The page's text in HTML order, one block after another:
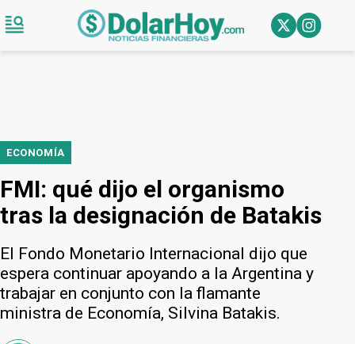
ECONOMÍA
FMI: qué dijo el organismo
tras la designación de Batakis
El Fondo Monetario Internacional dijo que
espera continuar apoyando a la Argentina y
trabajar en conjunto con la flamante
ministra de Economía, Silvina Batakis.